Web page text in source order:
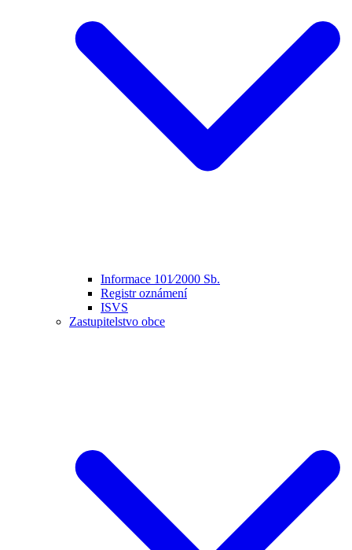
Informace 101⁄2000 Sb.
Registr oznámení
ISVS
Zastupitelstvo obce